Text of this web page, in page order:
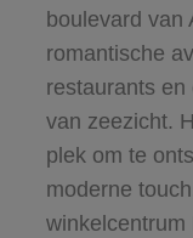
boulevard van
romantische
restaurants
van zeezicht.
plek om te
moderne
winkelcentrum